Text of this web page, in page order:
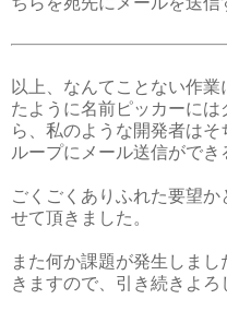
以上、なんてことない作
たように名前ピッカーに
ら、私のような開発者は
ループにメール送信ができ
ごくごくありふれた要望
せて頂きました。
また何か課題が発生しま
きますので、引き続きよろ